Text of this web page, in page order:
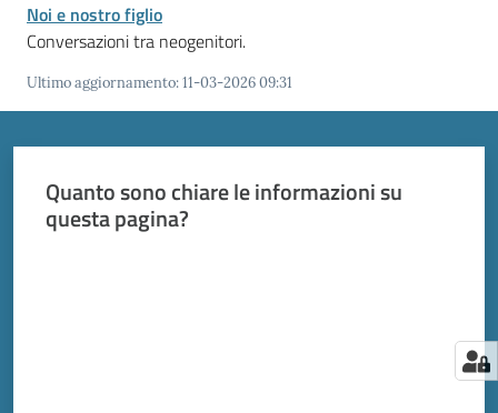
Noi e nostro figlio
Conversazioni tra neogenitori.
Ultimo aggiornamento:11-03-2026 09:31
Quanto sono chiare le informazioni su
questa pagina?